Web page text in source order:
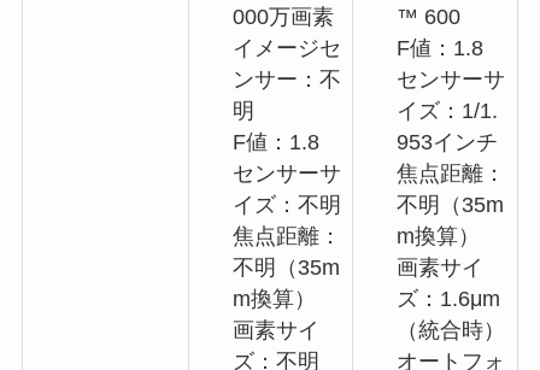
000万画素
イメージセ
ンサー：不
明
F値：1.8
センサーサ
イズ：不明
焦点距離：
不明（35m
m換算）
画素サイ
ズ：不明
™ 600
F値：1.8
センサーサ
イズ：1/1.
953インチ
焦点距離：
不明（35m
m換算）
画素サイ
ズ：1.6μm
（統合時）
オートフォ